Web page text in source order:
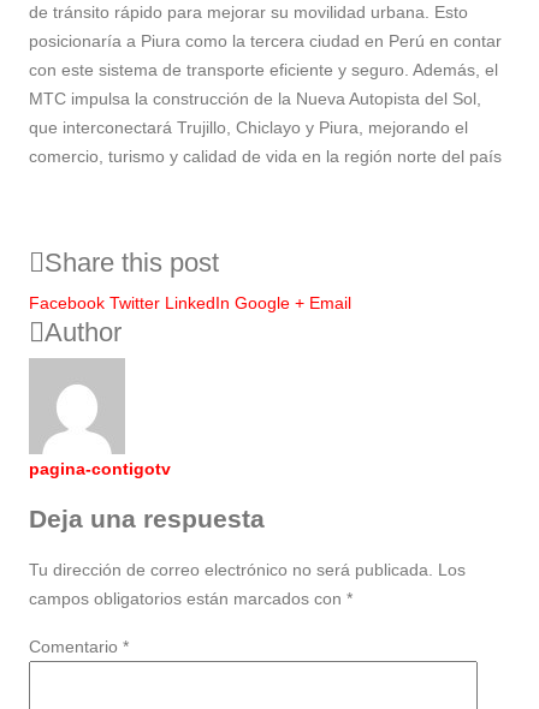
de tránsito rápido para mejorar su movilidad urbana. Esto
posicionaría a Piura como la tercera ciudad en Perú en contar
con este sistema de transporte eficiente y seguro. Además, el
MTC impulsa la construcción de la Nueva Autopista del Sol,
que interconectará Trujillo, Chiclayo y Piura, mejorando el
comercio, turismo y calidad de vida en la región norte del país
Share this post
Facebook Twitter LinkedIn Google + Email
Author
pagina-contigotv
Deja una respuesta
Tu dirección de correo electrónico no será publicada.
Los
campos obligatorios están marcados con *
Comentario *